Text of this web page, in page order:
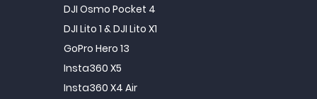
DJI Osmo Pocket 4
DJI Lito 1 & DJI Lito X1
GoPro Hero 13
Insta360 X5
Insta360 X4 Air